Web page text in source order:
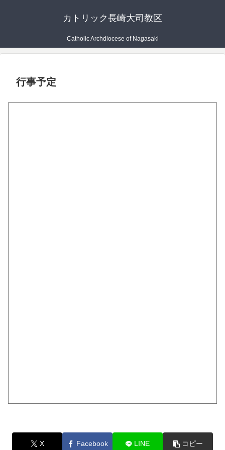
カトリック長崎大司教区
Catholic Archdiocese of Nagasaki
行事予定
X Facebook LINE コピー